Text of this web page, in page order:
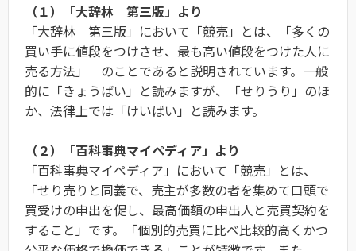
（１）「大辞林 第三版」より
「大辞林 第三版」において「競売」とは、「多くの
買い手に値段をつけさせ、最も高い値段をつけた人に
売る方法」 のことであると説明されています。一般
的に「きょうばい」と読みますが、「せりうり」のほ
か、法律上では「けいばい」と読みます。
（２）「百科事典マイペディア」より
「百科事典マイペディア」において「競売」とは、
「せり売りと同義で、売主が多数の者を集めて口頭で
買受けの申出を促し、最高価額の申出人と売買契約を
すること」です。「個別的売買に比べ比較的高くかつ